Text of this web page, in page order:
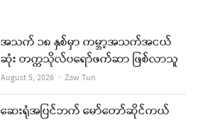
t
u
b
i
l
အသက် ၁၈ နှစ်မှာ ကမ္ဘာ့အသက်အငယ်
ဆုံး တက္ကသိုလ်ပရော်ဖက်ဆာ ဖြစ်လာသူ
August 5, 2026 Author
Zaw Tun
ဆေးရုံအပြင်ဘက် မော်တော်ဆိုင်ကယ်